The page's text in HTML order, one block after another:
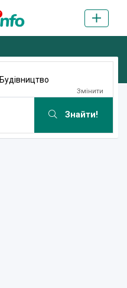
Будівництво
Змінити
Знайти!